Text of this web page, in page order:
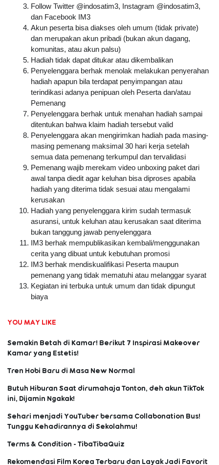
Follow Twitter @indosatim3, Instagram @indosatim3,
dan Facebook IM3
Akun peserta bisa diakses oleh umum (tidak private)
dan merupakan akun pribadi (bukan akun dagang,
komunitas, atau akun palsu)
Hadiah tidak dapat ditukar atau dikembalikan
Penyelenggara berhak menolak melakukan penyerahan
hadiah apapun bila terdapat penyimpangan atau
terindikasi adanya penipuan oleh Peserta dan/atau
Pemenang
Penyelenggara berhak untuk menahan hadiah sampai
ditentukan bahwa klaim hadiah tersebut valid
Penyelenggara akan mengirimkan hadiah pada masing-
masing pemenang maksimal 30 hari kerja setelah
semua data pemenang terkumpul dan tervalidasi
Pemenang wajib merekam video unboxing paket dari
awal tanpa diedit agar keluhan bisa diproses apabila
hadiah yang diterima tidak sesuai atau mengalami
kerusakan
Hadiah yang penyelenggara kirim sudah termasuk
asuransi, untuk keluhan atau kerusakan saat diterima
bukan tanggung jawab penyelenggara
IM3 berhak mempublikasikan kembali/menggunakan
cerita yang dibuat untuk kebutuhan promosi
IM3 berhak mendiskualifikasi Peserta maupun
pemenang yang tidak mematuhi atau melanggar syarat
Kegiatan ini terbuka untuk umum dan tidak dipungut
biaya
YOU MAY LIKE
Semakin Betah di Kamar! Berikut 7 Inspirasi Makeover
Kamar yang Estetis!
Tren Hobi Baru di Masa New Normal
Butuh Hiburan Saat dirumahaja Tonton, deh akun TikTok
ini, Dijamin Ngakak!
Sehari menjadi YouTuber bersama Collabonation Bus!
Tunggu Kehadirannya di Sekolahmu!
Terms & Condition - TibaTibaQuiz
Rekomendasi Film Korea Terbaru dan Layak Jadi Favorit